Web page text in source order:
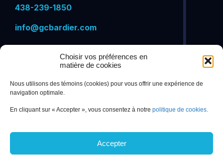
Choisir vos préférences en
matière de cookies
Nous utilisons des témoins (cookies) pour vous offrir une expérience de
navigation optimale.
En cliquant sur « Accepter », vous consentez à notre politique de cookies.
Accepter
438-239-1850
info@gcbardier.com
VISITEZ-NOUS SUR